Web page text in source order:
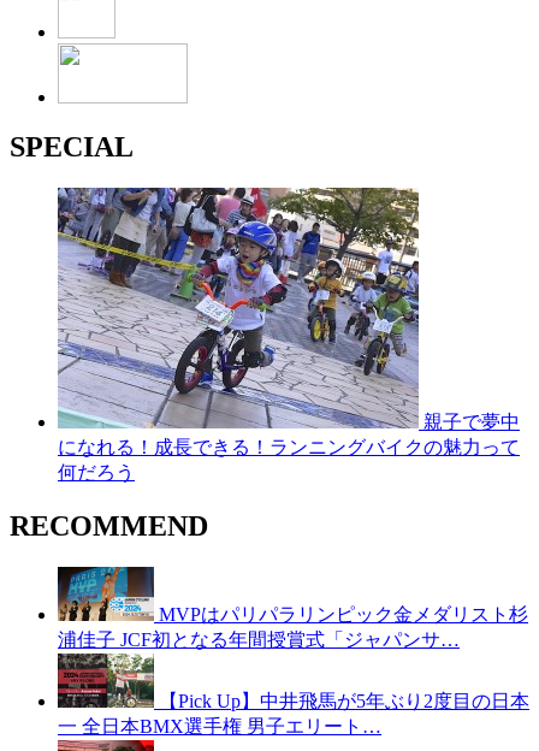
SPECIAL
親子で夢中
になれる！成長できる！ランニングバイクの魅力って
何だろう
RECOMMEND
MVPはパリパラリンピック金メダリスト杉
浦佳子 JCF初となる年間授賞式「ジャパンサ…
【Pick Up】中井飛馬が5年ぶり2度目の日本
一 全日本BMX選手権 男子エリート…